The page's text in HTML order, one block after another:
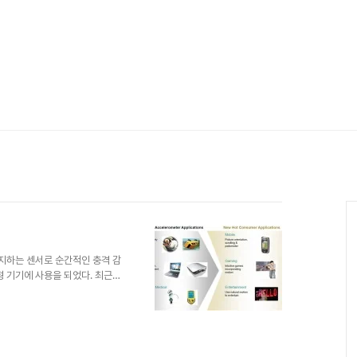
하는 센서로 순간적인 충격 감
기기에 사용을 되었다. 최근에
지털 카메라의 손떨림 방지